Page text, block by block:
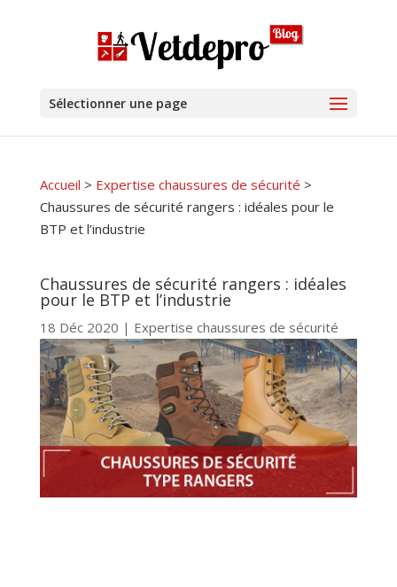
Sélectionner une page
Accueil > Expertise chaussures de sécurité >
Chaussures de sécurité rangers : idéales pour le
BTP et l’industrie
Chaussures de sécurité rangers : idéales
pour le BTP et l’industrie
18 Déc 2020 | Expertise chaussures de sécurité